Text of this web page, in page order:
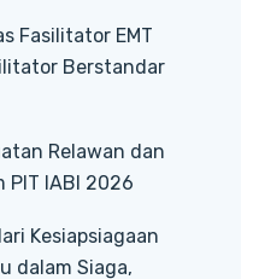
Fasilitator EMT
Berstandar
Relawan dan
PIT IABI 2026
Kesiapsiagaan
dalam Siaga,